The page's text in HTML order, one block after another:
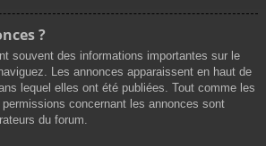
?
souvent des informations importantes sur le
Les annonces apparaissent en haut de
lequel elles ont été publiées. Tout comme les
concernant les annonces sont
du forum.